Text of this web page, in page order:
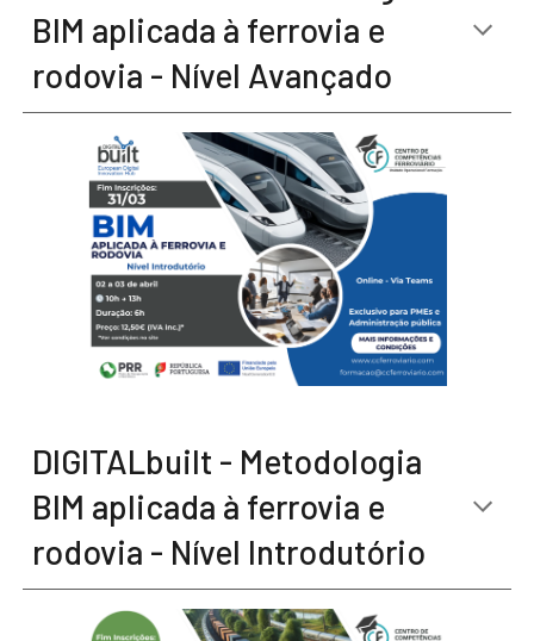
BIM aplicada à ferrovia e
rodovia - Nível Avançado
DIGITALbuilt - Metodologia
BIM aplicada à ferrovia e
rodovia - Nível Introdutório